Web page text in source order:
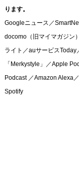
ります。
Googleニュース／
docomo（旧マイマガジン
ライト／auサービスToday
「Merkystyle」／Apple
Podcast ／Amazon Alexa
Spotify